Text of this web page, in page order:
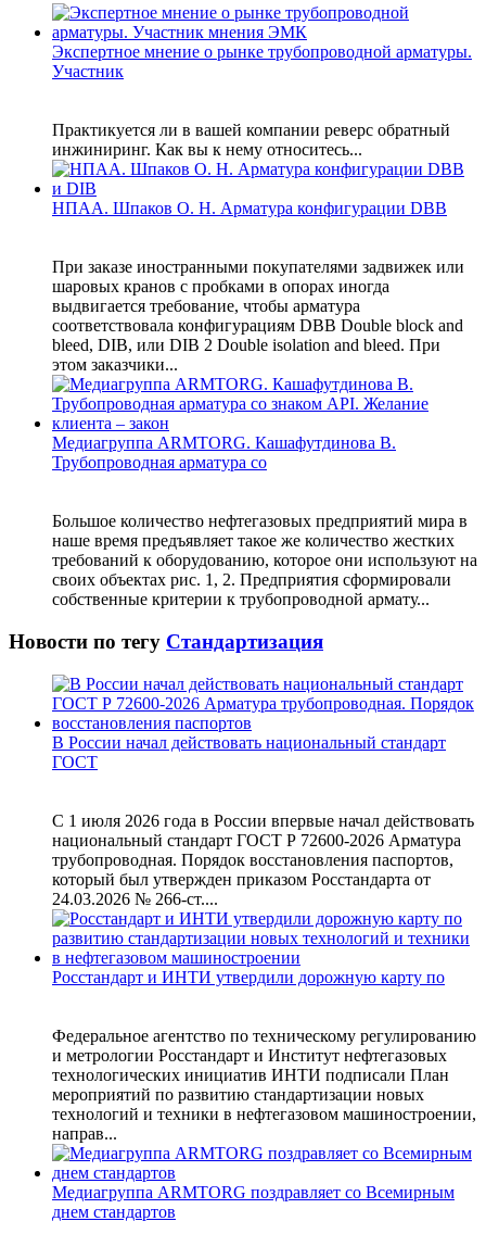
Экспертное мнение о рынке трубопроводной арматуры.
Участник
Практикуется ли в вашей компании реверс обратный
инжиниринг. Как вы к нему относитесь...
НПАА. Шпаков О. Н. Арматура конфигурации DBB
При заказе иностранными покупателями задвижек или
шаровых кранов с пробками в опорах иногда
выдвигается требование, чтобы арматура
соответствовала конфигурациям DBB Double block and
bleed, DIB, или DIB 2 Double isolation and bleed. При
этом заказчики...
Медиагруппа ARMTORG. Кашафутдинова В.
Трубопроводная арматура со
Большое количество нефтегазовых предприятий мира в
наше время предъявляет такое же количество жестких
требований к оборудованию, которое они используют на
своих объектах рис. 1, 2. Предприятия сформировали
собственные критерии к трубопроводной армату...
Новости по тегу Стандартизация
В России начал действовать национальный стандарт
ГОСТ
С 1 июля 2026 года в России впервые начал действовать
национальный стандарт ГОСТ Р 72600-2026 Арматура
трубопроводная. Порядок восстановления паспортов,
который был утвержден приказом Росстандарта от
24.03.2026 № 266-ст....
Росстандарт и ИНТИ утвердили дорожную карту по
Федеральное агентство по техническому регулированию
и метрологии Росстандарт и Институт нефтегазовых
технологических инициатив ИНТИ подписали План
мероприятий по развитию стандартизации новых
технологий и техники в нефтегазовом машиностроении,
направ...
Медиагруппа ARMTORG поздравляет со Всемирным
днем стандартов